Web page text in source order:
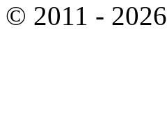
© 2011 - 2026